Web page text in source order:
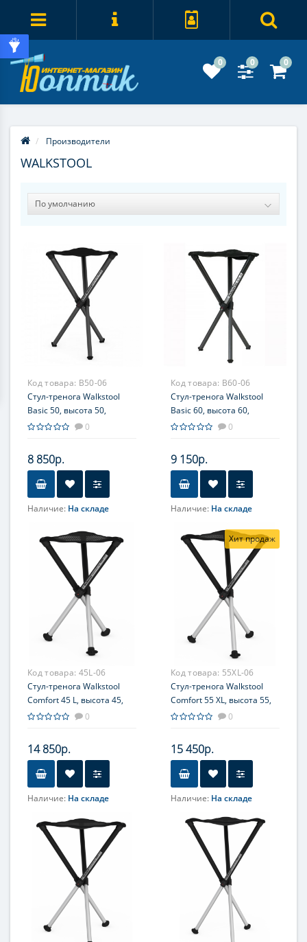
0 0 0
Производители
WALKSTOOL
Код товара: B50-06
Стул-тренога Walkstool
Basic 50, высота 50,
сиденье M, пластик/
0
8 850р.
Наличие: На складе
Код товара: B60-06
Стул-тренога Walkstool
Basic 60, высота 60,
сиденье M, пластик/
0
9 150р.
Наличие: На складе
Код товара: 45L-06
Стул-тренога Walkstool
Comfort 45 L, высота 45,
сиденье L, пластик/
0
14 850р.
Наличие: На складе
Хит продаж
Код товара: 55XL-06
Стул-тренога Walkstool
Comfort 55 XL, высота 55,
сиденье XL, пластик/
0
15 450р.
Наличие: На складе